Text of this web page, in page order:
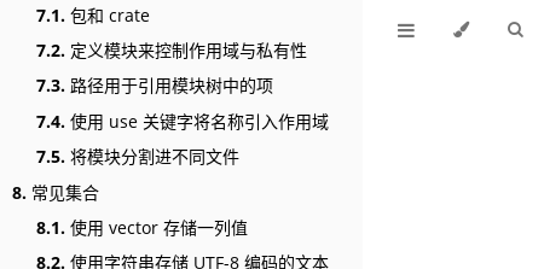
7.1. 包和 crate
7.2. 定义模块来控制作用域与私有性
7.3. 路径用于引用模块树中的项
7.4. 使用 use 关键字将名称引入作用域
7.5. 将模块分割进不同文件
8. 常见集合
8.1. 使用 vector 存储一列值
8.2. 使用字符串存储 UTF-8 编码的文本